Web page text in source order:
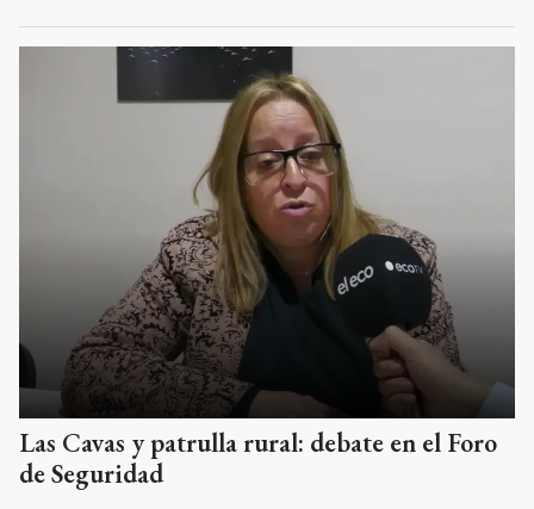
Las Cavas y patrulla rural: debate en el Foro
de Seguridad